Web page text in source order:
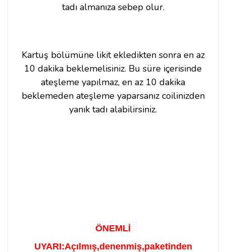
tadı almanıza sebep olur.
Kartuş bölümüne likit ekledikten sonra en az
10 dakika beklemelisiniz. Bu süre içerisinde
ateşleme yapılmaz, en az 10 dakika
beklemeden ateşleme yaparsanız coilinizden
yanık tadı alabilirsiniz.
ÖNEMLİ
UYARI:Açılmış,denenmiş,paketinden